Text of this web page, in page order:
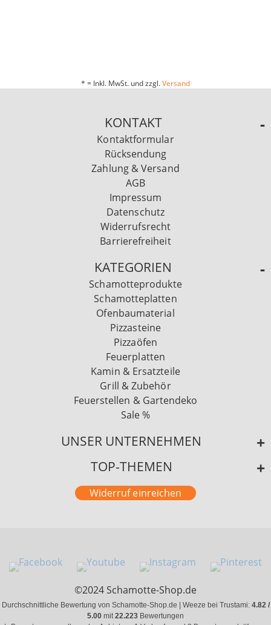
* = Inkl. MwSt. und zzgl.Versand
KONTAKT
Kontaktformular
Rücksendung
Zahlung & Versand
AGB
Impressum
Datenschutz
Widerrufsrecht
Barrierefreiheit
KATEGORIEN
Schamotteprodukte
Schamotteplatten
Ofenbaumaterial
Pizzasteine
Pizzaöfen
Feuerplatten
Kamin & Ersatzteile
Grill & Zubehör
Feuerstellen & Gartendeko
Sale %
UNSER UNTERNEHMEN
TOP-THEMEN
Widerruf einreichen
©2024 Schamotte-Shop.de
Durchschnittliche Bewertung von Schamotte-Shop.de | Weeze bei Trustami: 4.82 /
5.00 mit22.223 Bewertungen